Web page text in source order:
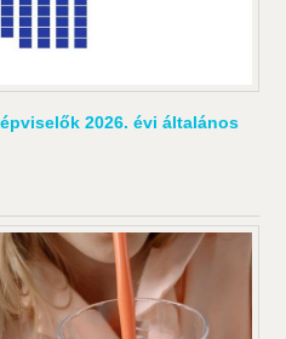
2026. évi általános